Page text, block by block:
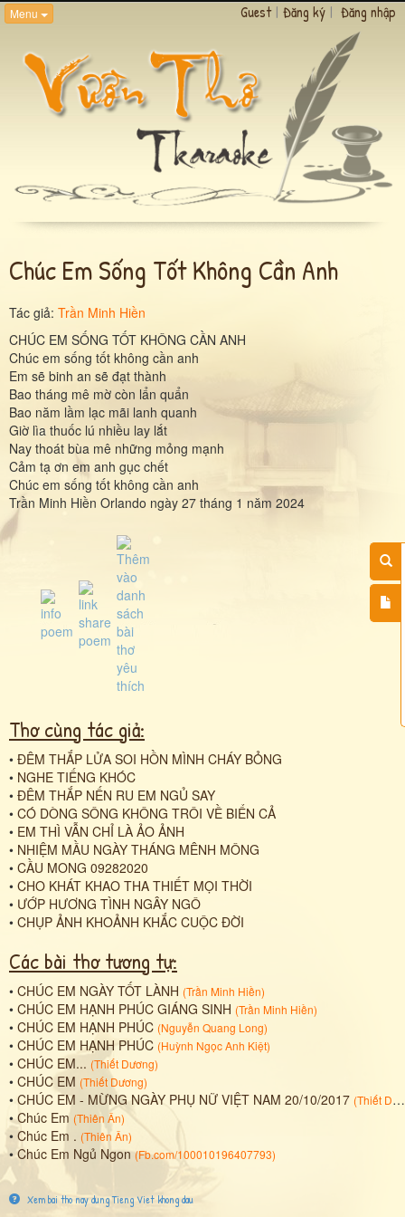
Menu Guest | Đăng ký | Đăng nhập
Chúc Em Sống Tốt Không Cần Anh
Tác giả: Trần Minh Hiền
CHÚC EM SỐNG TỐT KHÔNG CẦN ANH
Chúc em sống tốt không cần anh
Em sẽ binh an sẽ đạt thành
Bao tháng mê mờ còn lẩn quẩn
Bao năm lầm lạc mãi lanh quanh
Giờ lìa thuốc lú nhiều lay lắt
Nay thoát bùa mê những mỏng mạnh
Cảm tạ ơn em anh gục chết
Chúc em sống tốt không cần anh
Trần Minh Hiền Orlando ngày 27 tháng 1 năm 2024
Thơ cùng tác giả:
• ĐÊM THẮP LỬA SOI HỒN MÌNH CHÁY BỎNG
• NGHE TIẾNG KHÓC
• ĐÊM THẮP NẾN RU EM NGỦ SAY
• CÓ DÒNG SÔNG KHÔNG TRÔI VỀ BIỂN CẢ
• EM THÌ VẪN CHỈ LÀ ẢO ẢNH
• NHIỆM MẦU NGÀY THÁNG MÊNH MÔNG
• CẦU MONG 09282020
• CHO KHÁT KHAO THA THIẾT MỌI THỜI
• ƯỚP HƯƠNG TÌNH NGÂY NGÔ
• CHỤP ẢNH KHOẢNH KHẮC CUỘC ĐỜI
Các bài thơ tương tự:
• CHÚC EM NGÀY TỐT LÀNH (Trần Minh Hiền)
• CHÚC EM HẠNH PHÚC GIÁNG SINH (Trần Minh Hiền)
• CHÚC EM HẠNH PHÚC (Nguyễn Quang Long)
• CHÚC EM HẠNH PHÚC (Huỳnh Ngọc Anh Kiệt)
• CHÚC EM... (Thiết Dương)
• CHÚC EM (Thiết Dương)
• CHÚC EM - MỪNG NGÀY PHỤ NỮ VIỆT NAM 20/10/2017 (Thiết Dương
•Chúc Em (Thiên Ân)
• Chúc Em . (Thiên Ân)
•Chúc Em Ngủ Ngon (Fb.com/100010196407793)
Xem bai tho nay dung Tieng Viet khong dau